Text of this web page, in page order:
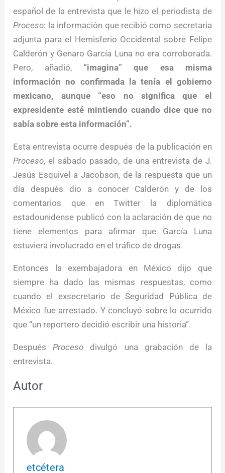
español de la entrevista que le hizo el periodista de
Proceso: la información que recibió como secretaria
adjunta para el Hemisferio Occidental sobre Felipe
Calderón y Genaro García Luna no era corroborada.
Pero, añadió, “imagina” que esa misma
información no confirmada la tenía el gobierno
mexicano, aunque “eso no significa que el
expresidente esté mintiendo cuando dice que no
sabía sobre esta información”.
Esta entrevista ocurre después de la publicación en
Proceso, el sábado pasado, de una entrevista de J.
Jesús Esquivel a Jacobson, de la respuesta que un
día después dio a conocer Calderón y de los
comentarios que en Twitter la diplomática
estadounidense publicó con la aclaración de que no
tiene elementos para afirmar que García Luna
estuviera involucrado en el tráfico de drogas.
Entonces la exembajadora en México dijo que
siempre ha dado las mismas respuestas, como
cuando el exsecretario de Seguridad Pública de
México fue arrestado. Y concluyó sobre lo ocurrido
que “un reportero decidió escribir una historia”.
DespuésProceso divulgó una grabación de la
entrevista.
Autor
etcétera